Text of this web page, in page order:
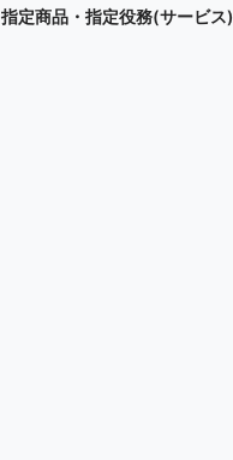
指定商品・指定役務(サービス)